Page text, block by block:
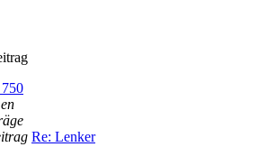
Re: Lenker